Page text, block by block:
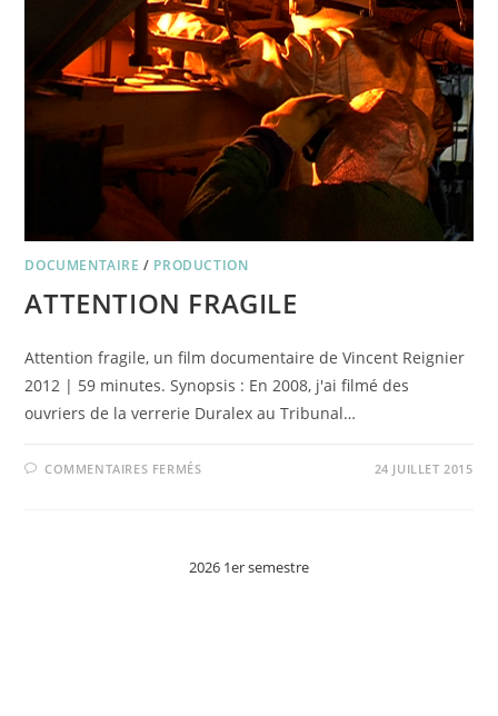
DOCUMENTAIRE / PRODUCTION
ATTENTION FRAGILE
Attention fragile, un film documentaire de Vincent Reignier
2012 | 59 minutes. Synopsis : En 2008, j'ai filmé des
ouvriers de la verrerie Duralex au Tribunal…
COMMENTAIRES FERMÉSSUR 24 JUILLET 2015
2026 1er semestre